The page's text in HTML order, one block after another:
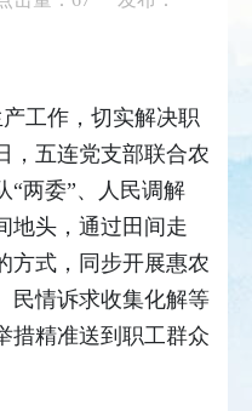
工作，切实解决职
，五连党支部联合农
“两委”、人民调解
地头，通过田间走
方式，同步开展惠农
民情诉求收集化解等
措精准送到职工群众